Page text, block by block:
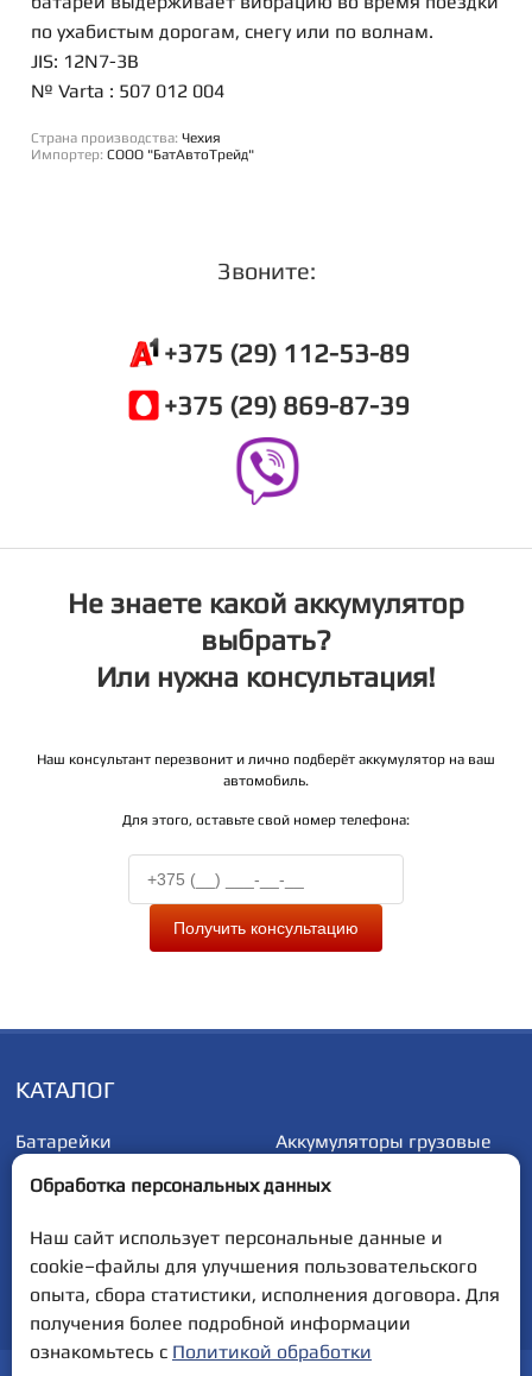
по ухабистым дорогам, снегу или по волнам.
JIS: 12N7-3B
№ Varta : 507 012 004
Страна производства:Чехия
Импортер:СООО "БатАвтоТрейд"
Звоните:
+375 (29) 112-53-89
+375 (29) 869-87-39
Не знаете какой аккумулятор
выбрать?
Или нужна консультация!
Наш консультант перезвонит и лично подберёт аккумулятор на ваш
автомобиль.
Для этого, оставьте свой номер телефона:
Получить консультацию
КАТАЛОГ
Батарейки
Аккумуляторы
Аккумуляторы грузовые
Аккумуляторы
Полная версия сайта
Обработка персональных данных
Наш сайт использует персональные данные и
cookie–файлы для улучшения пользовательского
опыта, сбора статистики, исполнения договора. Для
получения более подробной информации
ознакомьтесь с Политикой обработки